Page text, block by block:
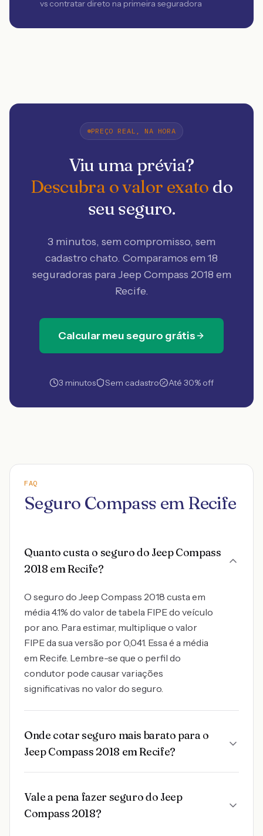
vs contratar direto na primeira seguradora
PREÇO REAL, NA HORA
Viu uma prévia?
Descubra o valor exato do
seu seguro.
3 minutos, sem compromisso, sem
cadastro chato. Comparamos em 18
seguradoras para Jeep Compass 2018 em
Recife.
Calcular meu seguro grátis
3 minutos Sem cadastro Até 30% off
FAQ
Seguro Compass em Recife
Quanto custa o seguro do Jeep Compass
2018 em Recife?
O seguro do Jeep Compass 2018 custa em
média 4.1% do valor de tabela FIPE do veículo
por ano. Para estimar, multiplique o valor
FIPE da sua versão por 0,041. Essa é a média
em Recife. Lembre-se que o perfil do
condutor pode causar variações
significativas no valor do seguro.
Onde cotar seguro mais barato para o
Jeep Compass 2018 em Recife?
Vale a pena fazer seguro do Jeep
Compass 2018?